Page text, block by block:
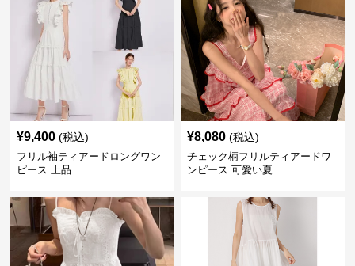
¥9,400 (税込)
フリル袖ティアードロングワン
ピース 上品
¥8,080 (税込)
チェック柄フリルティアードワ
ンピース 可愛い夏